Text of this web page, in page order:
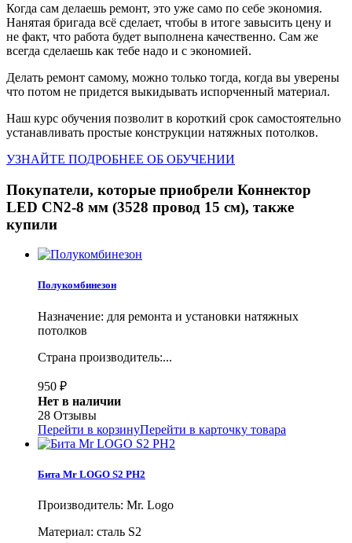
Когда сам делаешь ремонт, это уже само по себе экономия.
Нанятая бригада всё сделает, чтобы в итоге завысить цену и
не факт, что работа будет выполнена качественно. Сам же
всегда сделаешь как тебе надо и с экономией.
Делать ремонт самому, можно только тогда, когда вы уверены
что потом не придется выкидывать испорченный материал.
Наш курс обучения позволит в короткий срок самостоятельно
устанавливать простые конструкции натяжных потолков.
УЗНАЙТЕ ПОДРОБНЕЕ ОБ ОБУЧЕНИИ
Покупатели, которые приобрели Коннектор
LED CN2-8 мм (3528 провод 15 см), также
купили
Полукомбинезон
Назначение: для ремонта и установки натяжных
потолков
Страна производитель:...
950 ₽
Нет в наличии
28 Отзывы
Перейти в корзинуПерейти в карточку товара
Бита Mr LOGO S2 PH2
Производитель: Mr. Logo
Материал: сталь S2